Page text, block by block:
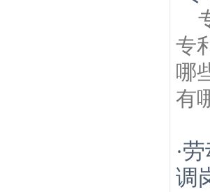
专
哪
有
·
调